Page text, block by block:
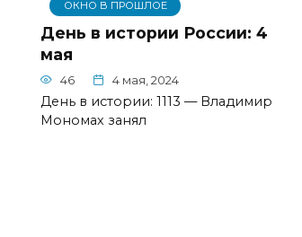
ОКНО В ПРОШЛОЕ
День в истории России: 4
мая
46 4 мая, 2024
День в истории: 1113 — Владимир
Мономах занял